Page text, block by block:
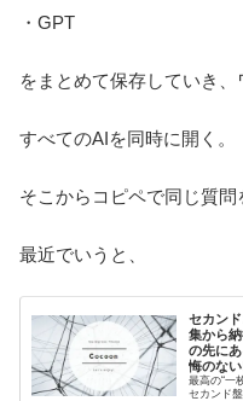
・GPT
をまとめて保存していき、
すべてのAIを同時に開く。
そこからコピペで同じ質問
最近でいうと、
セカン
集から
の先に
悔のな
最高の“一
セカンド